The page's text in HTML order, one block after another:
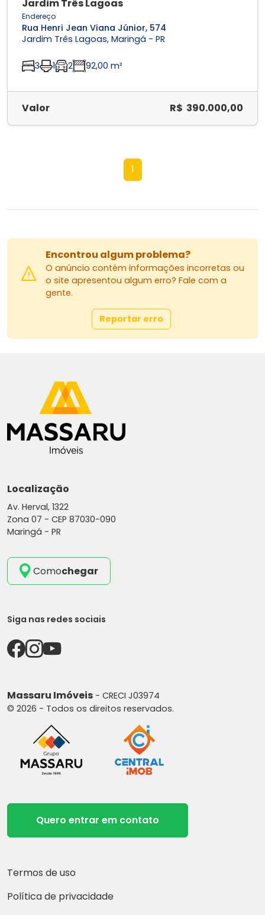
Jardim Três Lagoas
Endereço
Rua Henri Jean Viana Júnior, 574
Jardim Três Lagoas, Maringá - PR
3 1 2 92,00 m²
Valor R$ 390.000,00
1
Encontrou algum problema?
O anúncio contém informações incorretas ou
o site apresentou algum erro? Fale com a
gente.
Reportar erro
Localização
Av. Herval, 1322
Zona 07 - CEP 87030-090
Maringá - PR
Comochegar
Siga nas redes sociais
Massaru Imóveis - CRECI J03974
© 2026 - Todos os direitos reservados.
Quero entrar em contato
Termos de uso
Política de privacidade